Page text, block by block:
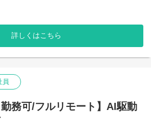
からRPAロボットが代替する要件定義、
た開発作業を担当いただきます。導入後
があり、1人で1案件を担当します。
なく、月160時間の勤務で、午前５時～２
自由な時間に働いていただけます。業務
く時間を調整できるので、家事、育児、
上につながると思っておりますのでフル
の導入・開発を一人一案件担当し
らお任せします。
から長い物だと半年くらいの物が多いで
詳しくはこちら
員
勤務可/フルリモート】AI駆動